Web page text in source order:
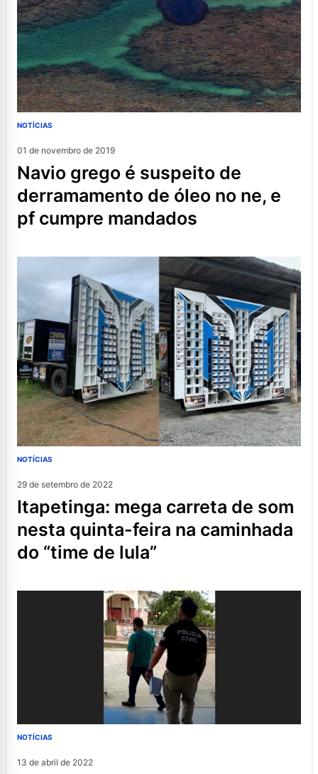
NOTÍCIAS
01 de novembro de 2019
navio grego é suspeito de
derramamento de óleo no ne, e
pf cumpre mandados
NOTÍCIAS
29 de setembro de 2022
itapetinga: mega carreta de som
nesta quinta-feira na caminhada
do “time de lula”
NOTÍCIAS
13 de abril de 2022